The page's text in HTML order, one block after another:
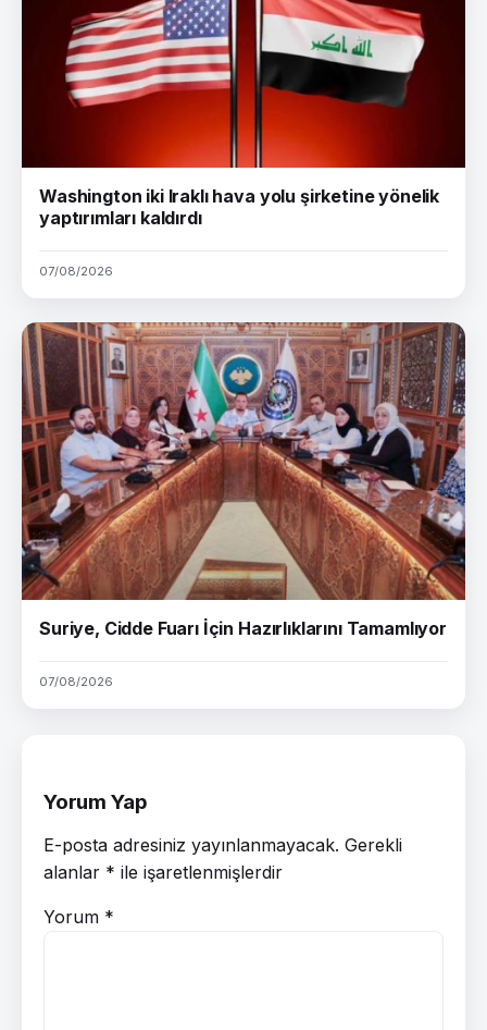
Washington iki Iraklı hava yolu şirketine yönelik
yaptırımları kaldırdı
07/08/2026
Suriye, Cidde Fuarı İçin Hazırlıklarını Tamamlıyor
07/08/2026
Yorum Yap
E-posta adresiniz yayınlanmayacak. Gerekli
alanlar * ile işaretlenmişlerdir
Yorum *